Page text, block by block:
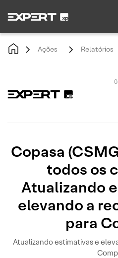
Ações Relatórios
Copasa
todos os
Atualizando
elevando a
para
Atualizando estimativas e